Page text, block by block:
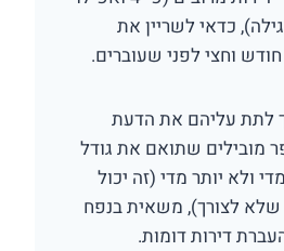
כדאי לשריין את
וחצי לפני שעוברים.
לתת עליהם את הדעת
מובילים שתואם את גודל
ולא יותר מדי (זה יכול
שלא לצורך), משאית בנפח
דירות דומות.